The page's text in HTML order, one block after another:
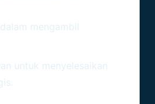
mengambil
untuk menyelesaikan